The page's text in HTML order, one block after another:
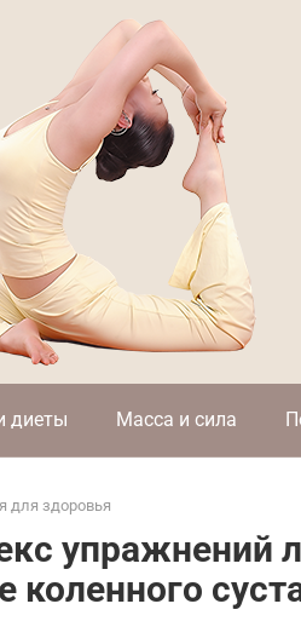
диеты Масса и сила
для здоровья
упражнений
коленного